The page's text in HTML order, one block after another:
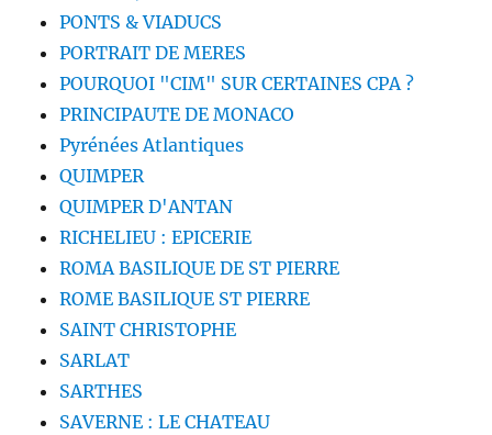
PONTS & VIADUCS
PORTRAIT DE MERES
POURQUOI "CIM" SUR CERTAINES CPA ?
PRINCIPAUTE DE MONACO
Pyrénées Atlantiques
QUIMPER
QUIMPER D'ANTAN
RICHELIEU : EPICERIE
ROMA BASILIQUE DE ST PIERRE
ROME BASILIQUE ST PIERRE
SAINT CHRISTOPHE
SARLAT
SARTHES
SAVERNE : LE CHATEAU